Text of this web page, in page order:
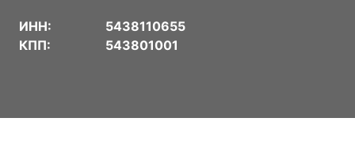
ИНН:
5438110655
КПП:
543801001